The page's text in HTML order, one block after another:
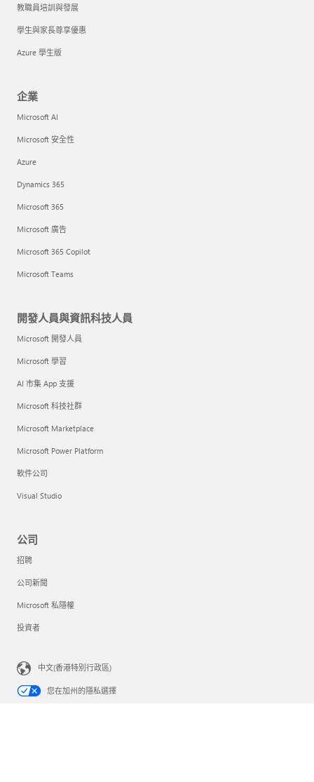
教職員培訓與發展
學生與家長尊享優惠
Azure 學生版
企業
Microsoft AI
Microsoft 安全性
Azure
Dynamics 365
Microsoft 365
Microsoft 廣告
Microsoft 365 Copilot
Microsoft Teams
開發人員與資訊科技人員
Microsoft 開發人員
Microsoft 學習
AI 市集 App 支援
Microsoft 科技社群
Microsoft Marketplace
Microsoft Power Platform
軟件公司
Visual Studio
公司
招聘
公司新聞
Microsoft 私隱權
投資者
中文(香港特別行政區)
您在加州的隱私選擇